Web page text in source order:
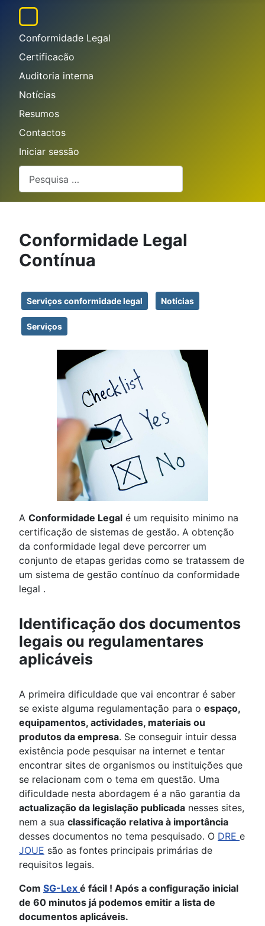
Conformidade Legal
Certificacão
Auditoria interna
Notícias
Resumos
Contactos
Iniciar sessão
Conformidade Legal
Contínua
Serviços conformidade legal Notícias
Serviços
A Conformidade Legal é um requisito minimo na
certificação de sistemas de gestão. A obtenção
da conformidade legal deve percorrer um
conjunto de etapas geridas como se tratassem de
um sistema de gestão contínuo da conformidade
legal .
Identificação dos documentos
legais ou regulamentares
aplicáveis
A primeira dificuldade que vai encontrar é saber
se existe alguma regulamentação para o espaço,
equipamentos, actividades, materiais ou
produtos da empresa. Se conseguir intuir dessa
existência pode pesquisar na internet e tentar
encontrar sites de organismos ou instituições que
se relacionam com o tema em questão. Uma
dificuldade nesta abordagem é a não garantia da
actualização da legislação publicada nesses sites,
nem a sua classificação relativa à importância
desses documentos no tema pesquisado. O DRE e
JOUE são as fontes principais primárias de
requisitos legais.
Com SG-Lex é fácil ! Após a configuração inicial
de 60 minutos já podemos emitir a lista de
documentos aplicáveis.